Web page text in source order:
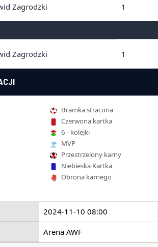
Zagrodzki 1
Zagrodzki 1
Bramka stracona
Czerwona kartka
6 - kolejki
MVP
Przestrzelony karny
Niebieska Kartka
Obrona karnego
2024-11-10 08:00
Arena AWF